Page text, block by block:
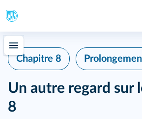
Chapitre 8
Un autre regard sur
8